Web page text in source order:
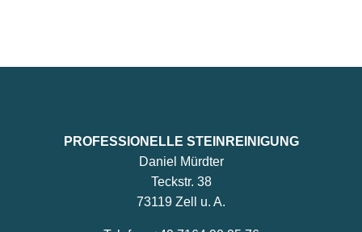
PROFESSIONELLE STEINREINIGUNG
Daniel Mürdter
Teckstr. 38
73119 Zell u. A.